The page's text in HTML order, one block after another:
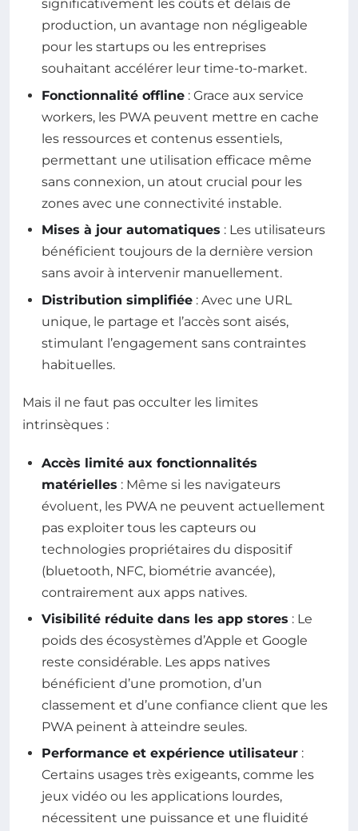
significativement les coûts et délais de
production, un avantage non négligeable
pour les startups ou les entreprises
souhaitant accélérer leur time-to-market.
Fonctionnalité offline : Grace aux service
workers, les PWA peuvent mettre en cache
les ressources et contenus essentiels,
permettant une utilisation efficace même
sans connexion, un atout crucial pour les
zones avec une connectivité instable.
Mises à jour automatiques : Les utilisateurs
bénéficient toujours de la dernière version
sans avoir à intervenir manuellement.
Distribution simplifiée : Avec une URL
unique, le partage et l’accès sont aisés,
stimulant l’engagement sans contraintes
habituelles.
Mais il ne faut pas occulter les limites
intrinsèques :
Accès limité aux fonctionnalités
matérielles : Même si les navigateurs
évoluent, les PWA ne peuvent actuellement
pas exploiter tous les capteurs ou
technologies propriétaires du dispositif
(bluetooth, NFC, biométrie avancée),
contrairement aux apps natives.
Visibilité réduite dans les app stores : Le
poids des écosystèmes d’Apple et Google
reste considérable. Les apps natives
bénéficient d’une promotion, d’un
classement et d’une confiance client que les
PWA peinent à atteindre seules.
Performance et expérience utilisateur :
Certains usages très exigeants, comme les
jeux vidéo ou les applications lourdes,
nécessitent une puissance et une fluidité